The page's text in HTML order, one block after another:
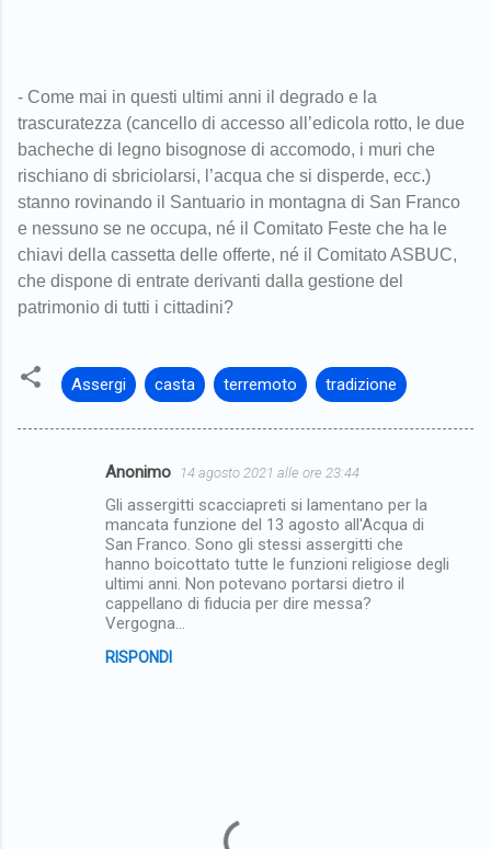
- Come mai in questi ultimi anni il degrado e la
trascuratezza (cancello di accesso all’edicola rotto, le due
bacheche di legno bisognose di accomodo, i muri che
rischiano di sbriciolarsi, l’acqua che si disperde, ecc.)
stanno rovinando il Santuario in montagna di San Franco
e nessuno se ne occupa, né il Comitato Feste che ha le
chiavi della cassetta delle offerte, né il Comitato ASBUC,
che dispone di entrate derivanti dalla gestione del
patrimonio di tutti i cittadini?
Assergi casta terremoto tradizione
Anonimo 14 agosto 2021 alle ore 23:44
Gli assergitti scacciapreti si lamentano per la
mancata funzione del 13 agosto all'Acqua di
San Franco. Sono gli stessi assergitti che
hanno boicottato tutte le funzioni religiose degli
ultimi anni. Non potevano portarsi dietro il
cappellano di fiducia per dire messa?
Vergogna...
RISPONDI